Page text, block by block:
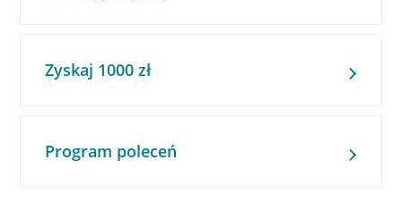
Zyskaj 1000 zł
Program poleceń